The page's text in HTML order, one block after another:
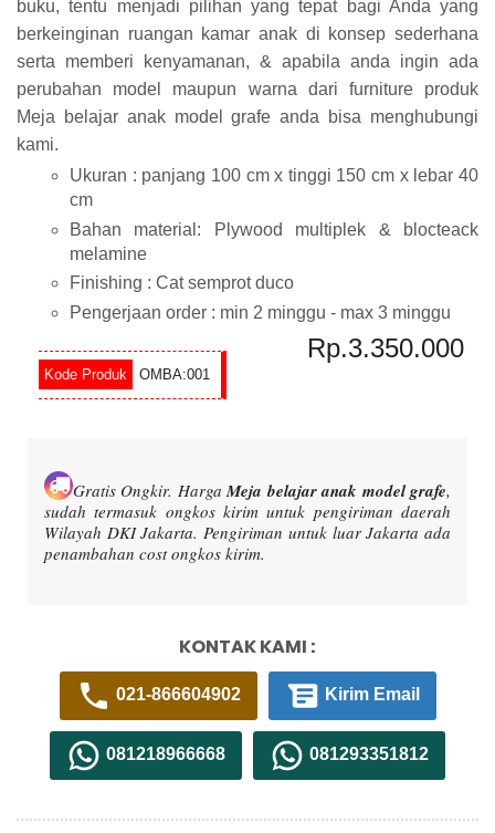
buku, tentu menjadi pilihan yang tepat bagi Anda yang
berkeinginan ruangan kamar anak di konsep sederhana
serta memberi kenyamanan, & apabila anda ingin ada
perubahan model maupun warna dari furniture produk
Meja belajar anak model grafe anda bisa menghubungi
kami.
Ukuran : panjang 100 cm x tinggi 150 cm x lebar 40
cm
Bahan material: Plywood multiplek & blocteack
melamine
Finishing : Cat semprot duco
Pengerjaan order : min 2 minggu - max 3 minggu
OMBA:001
Rp.3.350.000
Gratis Ongkir. HargaMeja belajar anak model grafe,
sudah termasuk ongkos kirim untuk pengiriman daerah
Wilayah DKI Jakarta. Pengiriman untuk luar Jakarta ada
penambahan cost ongkos kirim.
KONTAK KAMI :
021-866604902 Kirim Email
081218966668 081293351812